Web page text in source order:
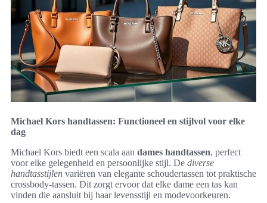
Michael Kors handtassen: Functioneel en stijlvol voor elke
dag
Michael Kors biedt een scala aan dames handtassen, perfect
voor elke gelegenheid en persoonlijke stijl. De diverse
handtasstijlen variëren van elegante schoudertassen tot praktische
crossbody-tassen. Dit zorgt ervoor dat elke dame een tas kan
vinden die aansluit bij haar levensstijl en modevoorkeuren.